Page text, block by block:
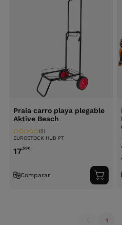
Praia carro playa plegable
Aktive Beach
EUROSTOCK HUB PT
(0)
17,59€
Comparar
ao
1